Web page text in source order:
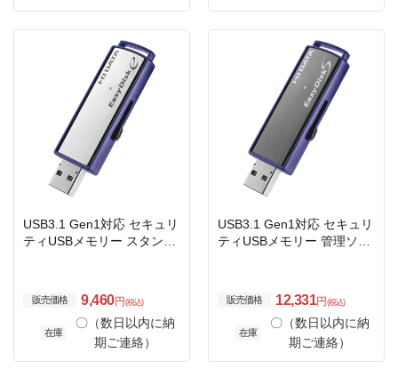
USB3.1 Gen1対応 セキュリ
ティUSBメモリー スタンダ
販売価格 9,460円 (税込)
在庫
〇（数日以内に納
期ご連絡）
USB3.1 Gen1対応 セキュリ
ティUSBメモリー 管理ソフ
販売価格 12,331円 (税込)
在庫
〇（数日以内に納
期ご連絡）